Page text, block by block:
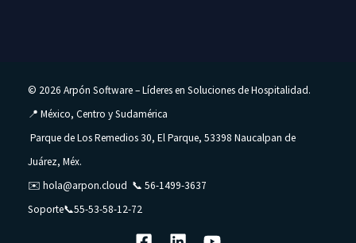
© 2026 Arpón Software – Líderes en Soluciones de Hospitalidad.
📍 México, Centro y Sudamérica
Parque de Los Remedios 30, El Parque, 53398 Naucalpan de
Juárez, Méx.
✉️ hola@arpon.cloud 📞 56-1499-3637
Soporte📞55-53-58-12-72